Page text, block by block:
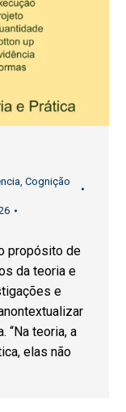
, Cognição
propósito de
da teoria e
e
“Na teoria, a
elas não